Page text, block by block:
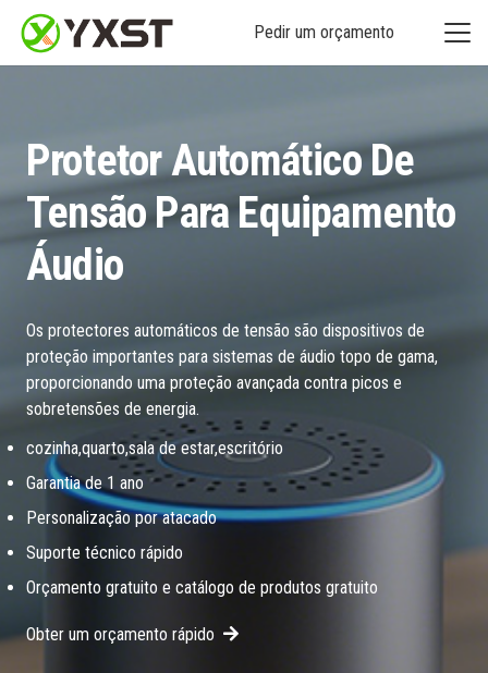
Pedir um orçamento
Protetor Automático De
Tensão Para Equipamento
Áudio
Os protectores automáticos de tensão são dispositivos de
proteção importantes para sistemas de áudio topo de gama,
proporcionando uma proteção avançada contra picos e
sobretensões de energia.
cozinha,quarto,sala de estar,escritório
Garantia de 1 ano
Personalização por atacado
Suporte técnico rápido
Orçamento gratuito e catálogo de produtos gratuito
Obter um orçamento rápido